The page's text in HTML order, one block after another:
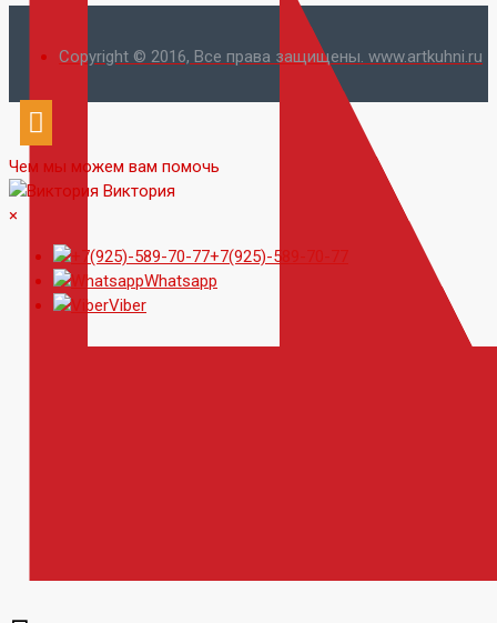
Copyright © 2016, Все права защищены. www.artkuhni.ru
Чем мы можем вам помочь
Виктория
×
+7(925)-589-70-77
Whatsapp
Viber